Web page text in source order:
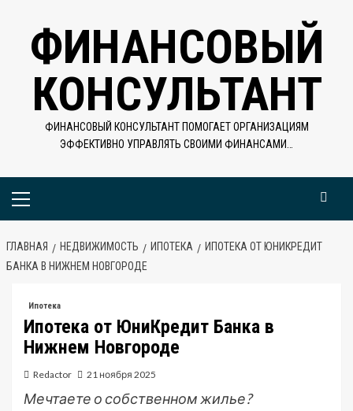
содержимому
ФИНАНСОВЫЙ
КОНСУЛЬТАНТ
ФИНАНСОВЫЙ КОНСУЛЬТАНТ ПОМОГАЕТ ОРГАНИЗАЦИЯМ
ЭФФЕКТИВНО УПРАВЛЯТЬ СВОИМИ ФИНАНСАМИ…
Основное
ГЛАВНАЯ НЕДВИЖИМОСТЬ ИПОТЕКА
ИПОТЕКА ОТ ЮНИКРЕДИТ
БАНКА В НИЖНЕМ НОВГОРОДЕ
Ипотека
Ипотека от ЮниКредит Банка в
Нижнем Новгороде
Redactor 21 ноября 2025
Мечтаете о собственном жилье?